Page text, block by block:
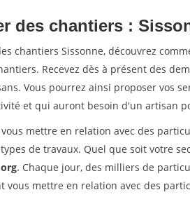
des chantiers :
chantiers Sissonne, découvrez
Recevez dès à présent des
Vous pourrez ainsi proposer vos
et qui auront besoin d'un artisan
mettre en relation avec des
de travaux. Quel que soit votre
. Chaque jour, des milliers de
vous mettre en relation avec des